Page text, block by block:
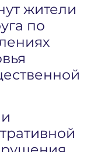
жители
по